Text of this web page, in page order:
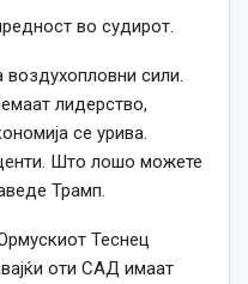
во судирот.
сили.
лидерство,
се урива.
Што лошо можете
Трамп.
Теснец
оти САД имаат